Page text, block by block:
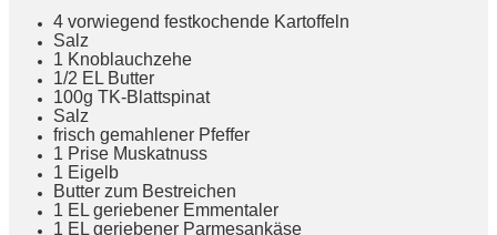
4 vorwiegend festkochende Kartoffeln
Salz
1 Knoblauchzehe
1/2 EL Butter
100g TK-Blattspinat
Salz
frisch gemahlener Pfeffer
1 Prise Muskatnuss
1 Eigelb
Butter zum Bestreichen
1 EL geriebener Emmentaler
1 EL geriebener Parmesankäse